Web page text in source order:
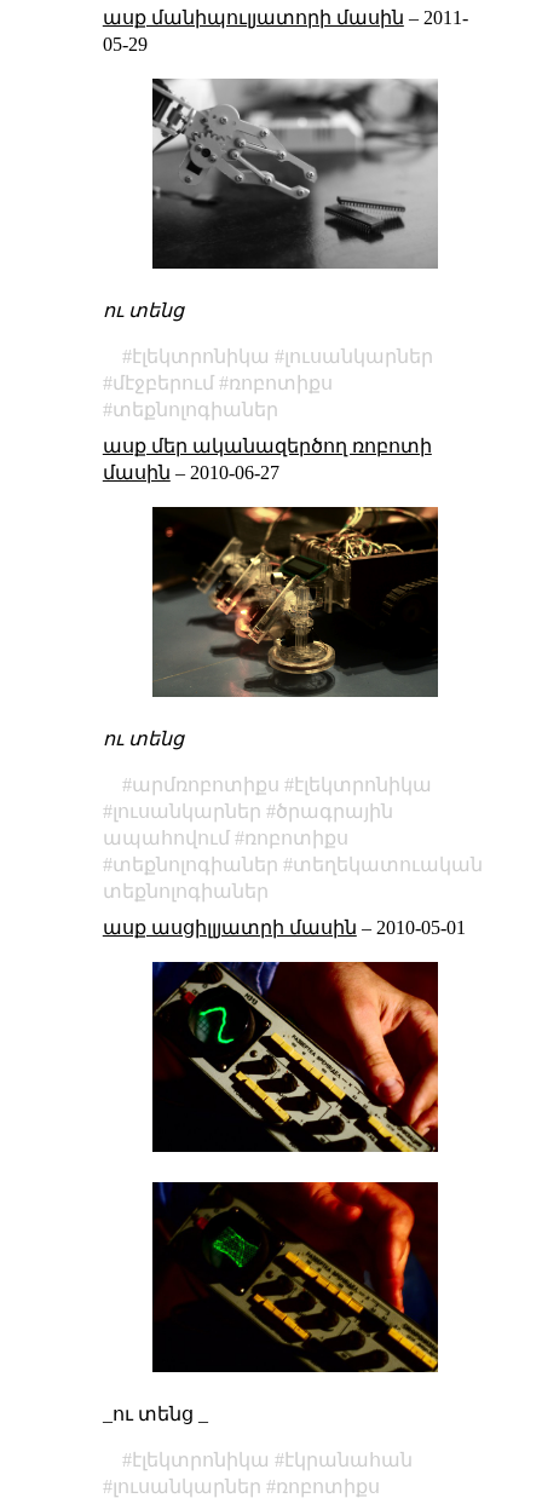
ասք մանիպուլյատորի մասին – 2011-
05-29
ու տենց
էլեկտրոնիկա
լուսանկարներ
մէջբերում
ռոբոտիքս
տեքնոլոգիաներ
ասք մեր ականազերծող ռոբոտի
մասին – 2010-06-27
ու տենց
արմռոբոտիքս
էլեկտրոնիկա
լուսանկարներ
ծրագրային
ապահովում
ռոբոտիքս
տեքնոլոգիաներ
տեղեկատուական
տեքնոլոգիաներ
ասք ասցիլլյատրի մասին – 2010-05-01
_ու տենց _
էլեկտրոնիկա
էկրանահան
լուսանկարներ
ռոբոտիքս